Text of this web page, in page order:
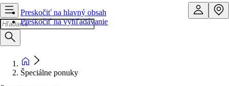
Preskočiť na hlavný obsah
Preskočiť na vyhľadávanie
Špeciálne ponuky